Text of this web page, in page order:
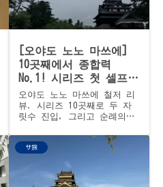
[오야도 노노 마쓰에]
10곳째에서 종합력
No.1! 시리즈 첫 셀프
로일리 × 국보・마쓰에
성 뷰 × 단단노유 철저
리뷰
오야도 노노 마쓰에 철저 리
뷰. 시리즈 10곳째로 두 자
릿수 진입, 그리고 순례의
셀프 로일리, 첫 아로마 '클
린 스카이', 우타세유&레인
쓰에 성을 바라보는 외기욕.
와리고 소바, 시지미 국물,
サ旅